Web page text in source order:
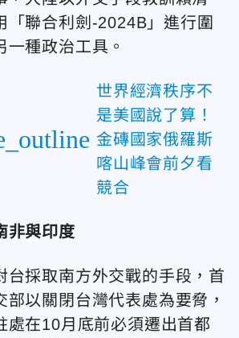
「聯合利劍-2024B」進行圍
一種政治工具。
世界經濟秩序不
是美國說了算！
金磚國家俄羅斯
喀山峰會前夕看
競合
非與印度
台採取南方外交戰的手段，首
部以關閉台灣代表處為要脅，
處在10月底前必須遷出首都